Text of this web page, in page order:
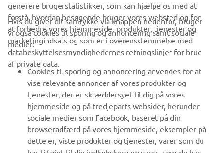
VIRKSOMHED
B2B
MERE YAMAHA
SUPPORT
generere brugerstatistikker, som kan hjælpe os med at
forstå, hvordan besøgende bruger vores websted og for
at forbedre vores hjemmeside, produkter, tjenester og
marketingindsats og som er i overensstemmelse med
databeskyttelsesmyndighedernes retningslinjer for brug
af private data.
Hvis du giver dit samtykke via knappen nedenfor, bruger
vi også cookies til sporing og annoncering samt sociale
medier:
Cookies til sporing og annoncering anvendes for at
vise relevante annoncer af vores produkter og
tjenester, der er skræddersyet til dig på vores
hjemmeside og på tredjeparts websider, herunder
sociale medier som Facebook, baseret på din
browseradfærd på vores hjemmeside, eksempler på
dette er, viste produkter og tjenester, varer som du